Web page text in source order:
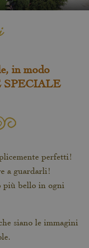
in modo
perfetti!
a guardarli!
più bello in ogni
siano le immagini